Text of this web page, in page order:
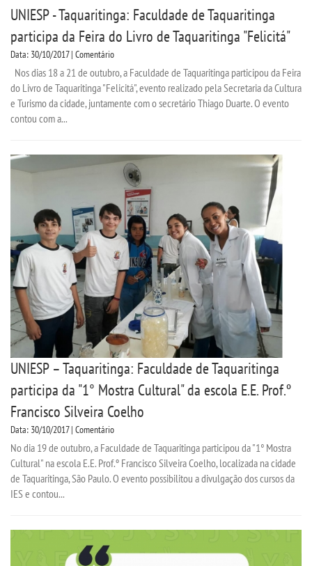
UNIESP - Taquaritinga: Faculdade de Taquaritinga
participa da Feira do Livro de Taquaritinga "Felicitá"
Data: 30/10/2017 | Comentário
Nos dias 18 a 21 de outubro, a Faculdade de Taquaritinga participou da Feira
do Livro de Taquaritinga "Felicitá", evento realizado pela Secretaria da Cultura
e Turismo da cidade, juntamente com o secretário Thiago Duarte. O evento
contou com a...
UNIESP – Taquaritinga: Faculdade de Taquaritinga
participa da "1° Mostra Cultural" da escola E.E. Prof.º
Francisco Silveira Coelho
Data: 30/10/2017 | Comentário
No dia 19 de outubro, a Faculdade de Taquaritinga participou da "1° Mostra
Cultural" na escola E.E. Prof.º Francisco Silveira Coelho, localizada na cidade
de Taquaritinga, São Paulo. O evento possibilitou a divulgação dos cursos da
IES e contou...